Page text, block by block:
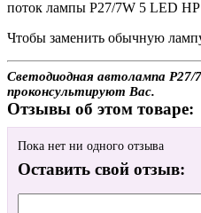
поток лампы P27/7W 5 LED HP
Чтобы заменить обычную
Светодиодная автолампа P27/
проконсультируют Вас.
Отзывы об этом товаре:
Пока нет ни одного отзыва
Оставить свой отзыв: